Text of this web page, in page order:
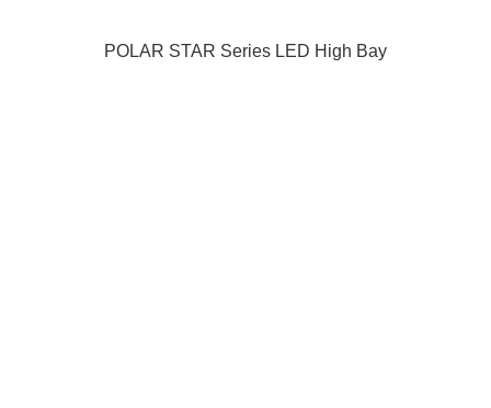
POLAR STAR Series LED High Bay